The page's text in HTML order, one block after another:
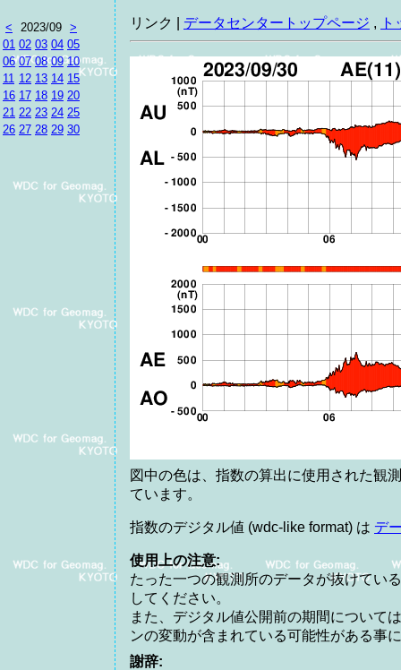
< 2023/09 >
01 02 03 04 05
06 07 08 09 10
11 12 13 14 15
16 17 18 19 20
21 22 23 24 25
26 27 28 29 30
リンク | データセンタートップページ ,
図中の色は、指数の算出に使用された観
ています。
指数のデジタル値 (wdc-like format) は デ
使用上の注意:
たった一つの観測所のデータが抜けてい
してください。
また、デジタル値公開前の期間について
ンの変動が含まれている可能性がある事
謝辞: